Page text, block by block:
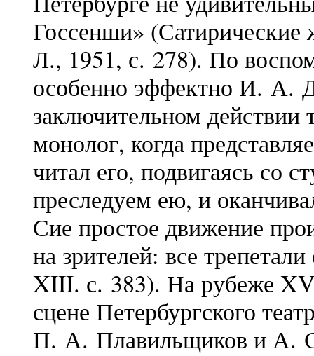
Госсенши»
Л., 1951, с. 278). По
особенно эффектно И. А.
заключительном
монолог, когда
читал его, подвигаясь со
преследуем ею, и
Сие простое движение
на зрителей: все
XIII. с. 383). На рубеже
сцене Петербургского
П. А. Плавильщиков и А.